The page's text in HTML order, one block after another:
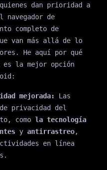
dan prioridad a
de
completo de
van más allá de lo
He aquí por qué
es la mejor opción
mejorada: Las
privacidad del
como la tecnología
y antirrastreo,
en línea